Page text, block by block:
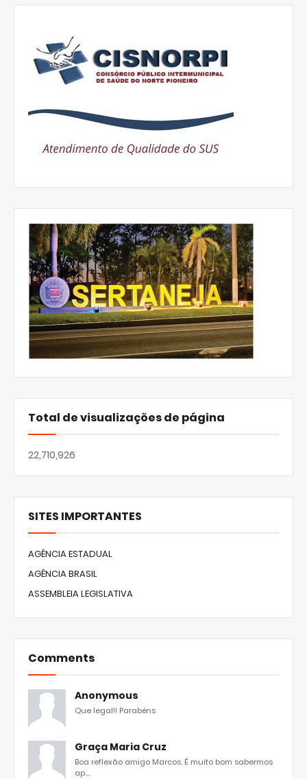
Total de visualizações de página
22,710,926
SITES IMPORTANTES
AGÊNCIA ESTADUAL
AGÊNCIA BRASIL
ASSEMBLEIA LEGISLATIVA
Comments
Anonymous
Que legal!! Parabéns
Graça Maria Cruz
Boa reflexão amigo Marcos. É muito bom sabermos
ap...